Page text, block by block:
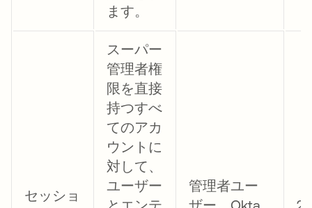
ます。
セッショ
スーパー
管理者権
限を直接
持つすべ
てのアカ
ウントに
対して、
ユーザー
管理者ユー